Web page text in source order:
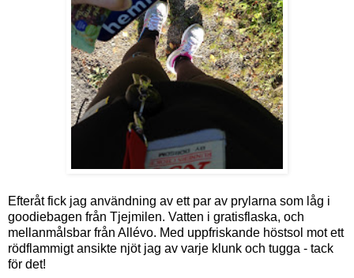
Efteråt fick jag användning av ett par av prylarna som låg i
goodiebagen från Tjejmilen. Vatten i gratisflaska, och
mellanmålsbar från Allévo. Med uppfriskande höstsol mot ett
rödflammigt ansikte njöt jag av varje klunk och tugga - tack
för det!